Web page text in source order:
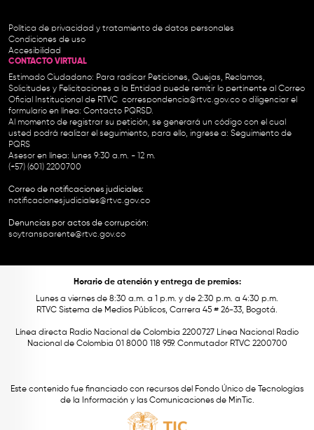
Política de privacidad y tratamiento de datos personales
Condiciones de uso
Accesibilidad
CONTACTO VIRTUAL
Estimado Ciudadano: Para radicar Peticiones, Quejas, Reclamos,
Solicitudes y Felicitaciones a la Entidad puede remitir lo pertinente al Correo
Oficial Institucional de RTVC correspondencia@rtvc.gov.co o diligenciar el
formulario en línea: Contacto PQRSD.
Al momento de registrar su petición, se generará un código con el cual
usted podrá realizar el seguimiento, para ello, ingrese a: Seguimiento de
PQRS
Asesor en línea: lunes 9:30 a.m. - 12 m.
(+57) (601) 2200700
Correo de notificaciones judiciales:
notificacionesjudiciales@rtvc.gov.co
Denuncias por actos de corrupción:
soytransparente@rtvc.gov.co
Horario de atención y entrega de premios:
Lunes a viernes de 8:30 a.m. a 1 p.m. y de 2:30 p.m. a 4:30 p.m.
RTVC Sistema de Medios Públicos, Carrera 45 # 26-33, Bogotá.
Línea directa Radio Nacional de Colombia 2200727 Línea Nacional Radio
Nacional de Colombia 01 8000 118 959. Conmutador RTVC 2200700
Este contenido fue financiado con recursos del Fondo Único de Tecnologías
de la Información y las Comunicaciones de MinTic.